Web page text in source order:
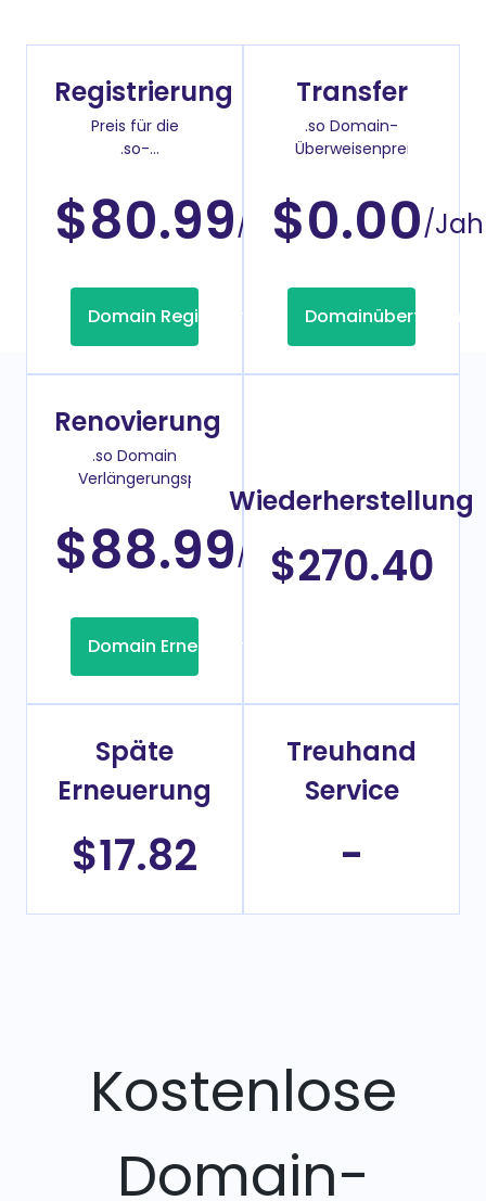
Registrierung
Preis für die
.so-
$80.99/Jahr
Domain Registrierung
Transfer
.so Domain-
Überweisenpreis
$0.00/
Domainübertragung
Renovierung
.so Domain
Verlängerungspreis
$88.99/Jahr
Domain Erneuerung
Wiederherstellung
$270.40
Späte
Erneuerung
$17.82
Treuhand
Service
-
Kostenlose
Domain-